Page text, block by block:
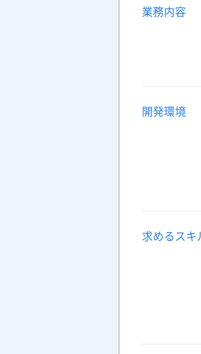
業務内容
開発環境
求めるスキ